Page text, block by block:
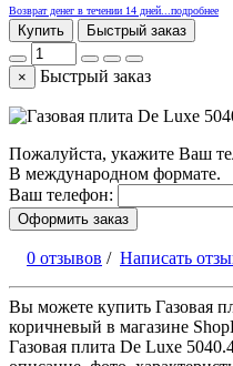
Возврат денег в течении 14 дней...подробнее
Купить Быстрый заказ
× Быстрый заказ
Пожалуйста, укажите Ваш
В международном формате.
Ваш телефон:
Оформить заказ
0 отзывов / Написать
Вы можете купить Газовая
коричневый в магазине
Газовая плита De Luxe